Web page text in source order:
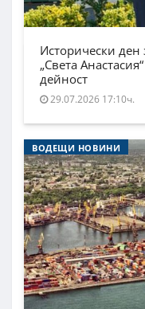
Исторически ден
„Света
дейност
29.07.2026 17:10ч.
ВОДЕЩИ НОВИНИ